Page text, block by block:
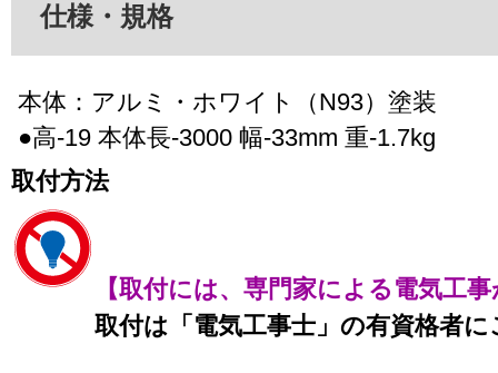
仕様・規格
本体：アルミ・ホワイト（N93）塗装
●高-19 本体長-3000 幅-33mm 重-1.7kg
取付方法
【取付には、専門家による電気工
取付は「電気工事士」の有資格者